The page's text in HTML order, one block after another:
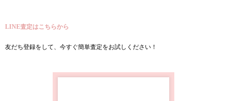
LINE査定はこちらから
友だち登録をして、今すぐ簡単査定をお試しください！